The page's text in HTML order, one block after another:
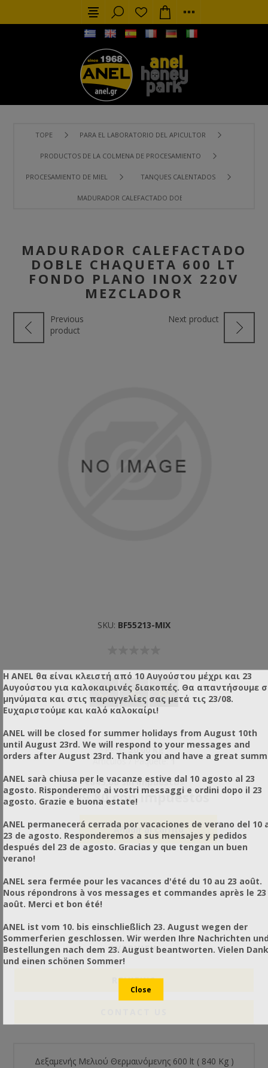
TOPE PARA EL LABORATORIO DEL APICULTOR
PRODUCTOS DE LA COLMENA DE PROCESAMIENTO
PROCESAMIENTO DE MIEL TANQUES CALENTADOS
MADURADOR CALEFACTADO DOBLE CHAQUETA 600 LT
MADURADOR CALEFACTADO
DOBLE CHAQUETA 600 LT
FONDO PLANO INOX 220V
MEZCLADOR
Previous
product
Next product
SKU: BF55213-MIX
Peso: 20,00 Kg
Artículos / Paquete: 1
€645,00 sin impuestos
€799,80 con impuestos
OVERVIEW
REVIEWS
Δεξαμενής Μελιού Θερμαινόμενης 600 lt ( 840 Kg )
Η ANEL θα είναι κλειστή από 10 Αυγούστου μέχρι και 23
Αυγούστου για καλοκαιρινές διακοπές. Θα απαντήσουμε
μηνύματα και στις παραγγελίες σας μετά τις 23/08.
Ευχαριστούμε και καλό καλοκαίρι!
ANEL will be closed for summer holidays from August 10th
until August 23rd. We will respond to your messages and
orders after August 23rd. Thank you and have a great
ANEL sarà chiusa per le vacanze estive dal 10 agosto al 23
agosto. Risponderemo ai vostri messaggi e ordini dopo il 23
agosto. Grazie e buona estate!
ANEL permanecerá cerrada por vacaciones de verano del 10
23 de agosto. Responderemos a sus mensajes y pedidos
después del 23 de agosto. Gracias y que tengan un buen
verano!
ANEL sera fermée pour les vacances d'été du 10 au 23 août.
Nous répondrons à vos messages et commandes après le 23
août. Merci et bon été!
ANEL ist vom 10. bis einschließlich 23. August wegen der
Sommerferien geschlossen. Wir werden Ihre Nachrichten
Bestellungen nach dem 23. August beantworten. Vielen Dank
und einen schönen Sommer!